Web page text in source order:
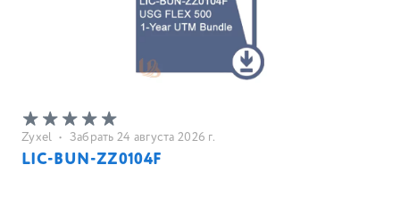
Zyxel • Забрать 24 августа 2026 г.
LIC-BUN-ZZ0104F